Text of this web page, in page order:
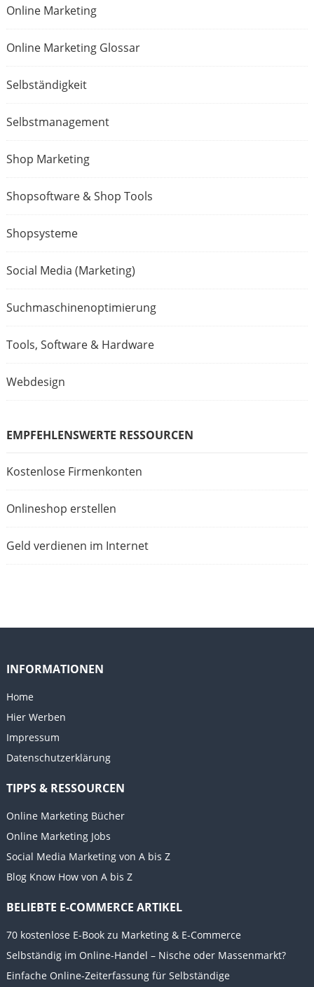
Online Marketing
Online Marketing Glossar
Selbständigkeit
Selbstmanagement
Shop Marketing
Shopsoftware & Shop Tools
Shopsysteme
Social Media (Marketing)
Suchmaschinenoptimierung
Tools, Software & Hardware
Webdesign
EMPFEHLENSWERTE RESSOURCEN
Kostenlose Firmenkonten
Onlineshop erstellen
Geld verdienen im Internet
INFORMATIONEN
Home
Hier Werben
Impressum
Datenschutzerklärung
TIPPS & RESSOURCEN
Online Marketing Bücher
Online Marketing Jobs
Social Media Marketing von A bis Z
Blog Know How von A bis Z
BELIEBTE E-COMMERCE ARTIKEL
70 kostenlose E-Book zu Marketing & E-Commerce
Selbständig im Online-Handel – Nische oder Massenmarkt?
Einfache Online-Zeiterfassung für Selbständige